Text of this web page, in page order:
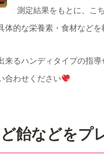
測定結果をもとに、こ
体的な栄養素・食材などを
来るハンディタイプの指
合わせください
飴などをプ